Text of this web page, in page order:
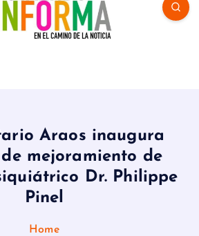
Araos inaugura
mejoramiento de
Dr. Philippe
Pinel
Home